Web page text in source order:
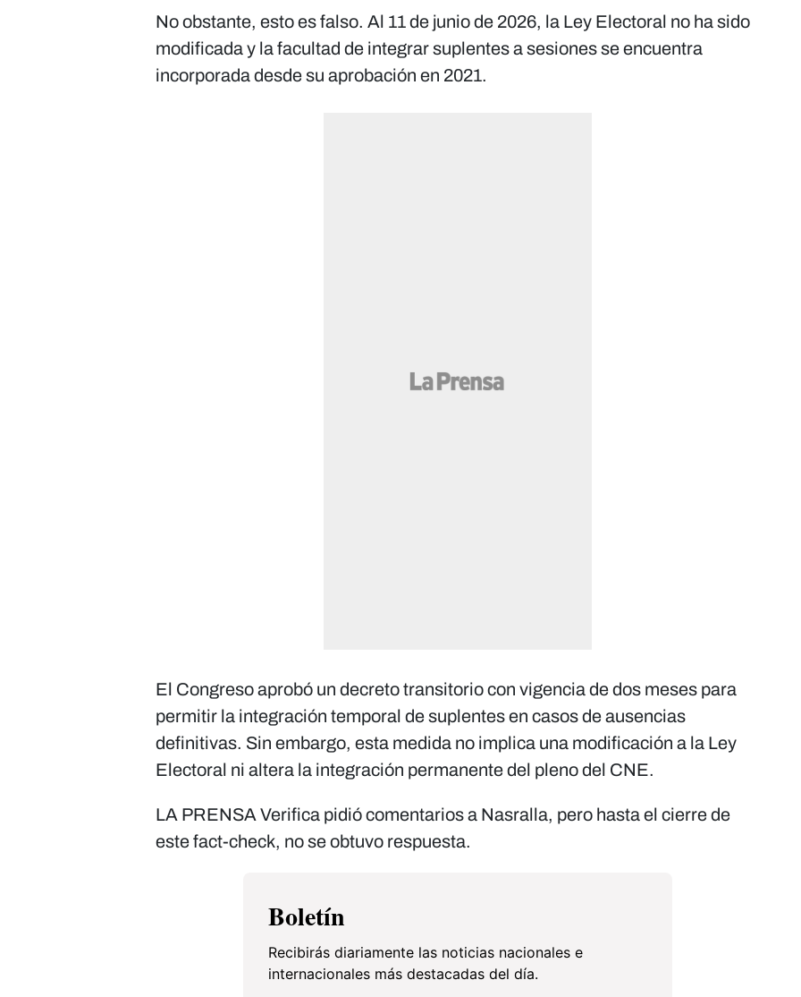
No obstante, esto es falso. Al 11 de junio de 2026, la Ley Electoral no ha sido
modificada y la facultad de integrar suplentes a sesiones se encuentra
incorporada desde su aprobación en 2021.
El Congreso aprobó un decreto transitorio con vigencia de dos meses para
permitir la integración temporal de suplentes en casos de ausencias
definitivas. Sin embargo, esta medida no implica una modificación a la Ley
Electoral ni altera la integración permanente del pleno del CNE.
LA PRENSA Verifica pidió comentarios a Nasralla, pero hasta el cierre de
este fact-check, no se obtuvo respuesta.
Boletín
Recibirás diariamente las noticias nacionales e
internacionales más destacadas del día.